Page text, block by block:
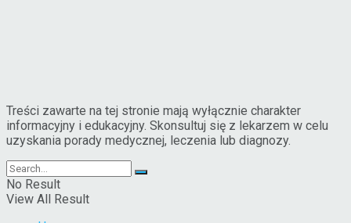
Treści zawarte na tej stronie mają wyłącznie charakter
informacyjny i edukacyjny. Skonsultuj się z lekarzem w celu
uzyskania porady medycznej, leczenia lub diagnozy.
No Result
View All Result